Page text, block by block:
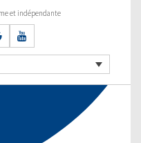
et indépendante